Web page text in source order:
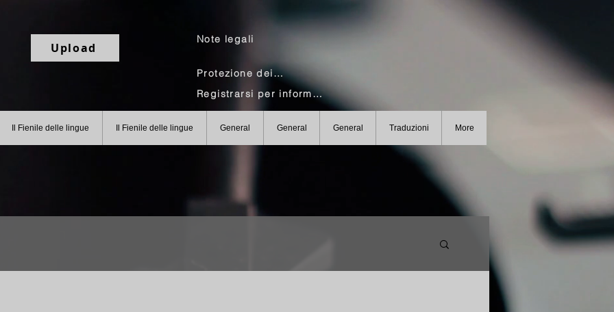
Upload
Note legali
Protezione dei dati
Registrarsi per informazioni e le News
Il Fienile delle lingue Il Fienile delle lingue General General General Traduzioni More